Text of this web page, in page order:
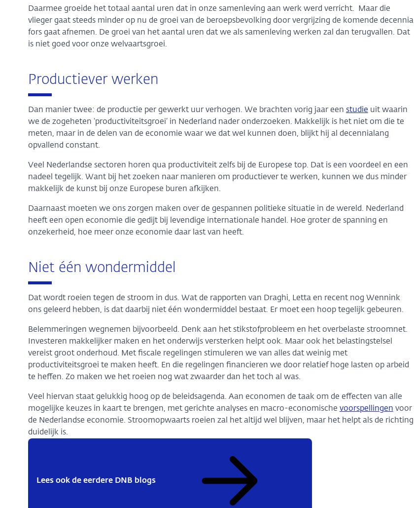
Daarmee groeide het totaal aantal uren dat in onze samenleving aan werk werd verricht. Maar die
vlieger gaat steeds minder op nu de groei van de beroepsbevolking door vergrijzing de komende decennia
fors gaat afnemen. De groei van het aantal uren dat we als samenleving werken zal dan terugvallen. Dat
is niet goed voor onze welvaartsgroei.
Productiever werken
Dan manier twee: de productie per gewerkt uur verhogen. We brachten vorig jaar een studie uit waarin
we de zogeheten ‘productiviteitsgroei’ in Nederland nader onderzoeken. Makkelijk is het niet om die te
meten, maar in de delen van de economie waar we dat wel kunnen doen, blijkt hij al decennialang
opvallend constant.
Veel Nederlandse sectoren horen qua productiviteit zelfs bij de Europese top. Dat is een voordeel en een
nadeel tegelijk. Want bij het zoeken naar manieren om productiever te werken, kunnen we dus minder
makkelijk de kunst bij onze Europese buren afkijken.
Daarnaast moeten we ons zorgen maken over de gespannen politieke situatie in de wereld. Nederland
heeft een open economie die gedijt bij levendige internationale handel. Hoe groter de spanning en
onzekerheid, hoe meer onze economie daar last van heeft.
Niet één wondermiddel
Dat wordt roeien tegen de stroom in dus. Wat de rapporten van Draghi, Letta en recent nog Wennink
ons geleerd hebben, is dat daarbij niet één wondermiddel bestaat. Er moet een hoop tegelijk gebeuren.
Belemmeringen wegnemen bijvoorbeeld. Denk aan het stikstofprobleem en het overbelaste stroomnet.
Investeren makkelijker maken en het onderwijs versterken helpt ook. Maar ook het belastingstelsel
vereist groot onderhoud. Met fiscale regelingen stimuleren we van alles dat weinig met
productiviteitsgroei te maken heeft. En die regelingen financieren we door relatief hoge lasten op arbeid
te heffen. Zo maken we het roeien nog wat zwaarder dan het toch al was.
Veel hiervan staat gelukkig hoog op de beleidsagenda. Aan economen de taak om de effecten van alle
mogelijke keuzes in kaart te brengen, met gerichte analyses en macro-economische voorspellingen voor
de Nederlandse economie. Stroomopwaarts roeien zal het altijd wel blijven, maar het helpt als de richting
duidelijk is.
Lees ook de eerdere DNB blogs